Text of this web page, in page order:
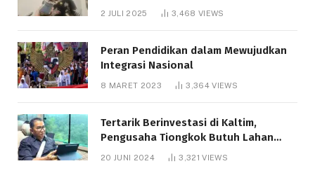
Bantuan Pendidikan Gratispol
2 JULI 2025 3,468 VIEWS
Peran Pendidikan dalam Mewujudkan
Integrasi Nasional
8 MARET 2023 3,364VIEWS
Tertarik Berinvestasi di Kaltim,
Pengusaha Tiongkok Butuh Lahan
1.000 Hektare
20 JUNI 2024 3,321VIEWS